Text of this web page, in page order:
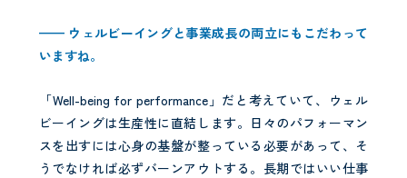
—— ウェルビーイングと事業成長の両立にもこだわって
いますね。
「Well-being for performance」だと考えていて、ウェル
ビーイングは生産性に直結します。日々のパフォーマン
スを出すには心身の基盤が整っている必要があって、そ
うでなければ必ずバーンアウトする。長期ではいい仕事